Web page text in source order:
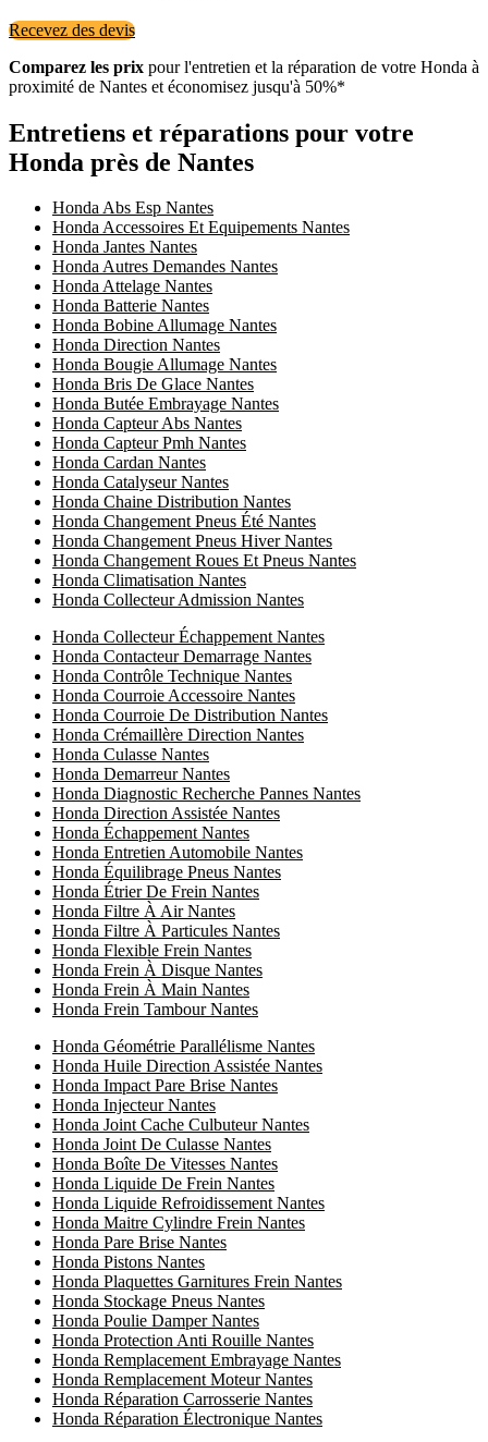
Recevez des devis
Comparez les prix pour l'entretien et la réparation de votre Honda à
proximité de Nantes et économisez jusqu'à 50%*
Entretiens et réparations pour votre
Honda près de Nantes
Honda Abs Esp Nantes
Honda Accessoires Et Equipements Nantes
Honda Jantes Nantes
Honda Autres Demandes Nantes
Honda Attelage Nantes
Honda Batterie Nantes
Honda Bobine Allumage Nantes
Honda Direction Nantes
Honda Bougie Allumage Nantes
Honda Bris De Glace Nantes
Honda Butée Embrayage Nantes
Honda Capteur Abs Nantes
Honda Capteur Pmh Nantes
Honda Cardan Nantes
Honda Catalyseur Nantes
Honda Chaine Distribution Nantes
Honda Changement Pneus Été Nantes
Honda Changement Pneus Hiver Nantes
Honda Changement Roues Et Pneus Nantes
Honda Climatisation Nantes
Honda Collecteur Admission Nantes
Honda Collecteur Échappement Nantes
Honda Contacteur Demarrage Nantes
Honda Contrôle Technique Nantes
Honda Courroie Accessoire Nantes
Honda Courroie De Distribution Nantes
Honda Crémaillère Direction Nantes
Honda Culasse Nantes
Honda Demarreur Nantes
Honda Diagnostic Recherche Pannes Nantes
Honda Direction Assistée Nantes
Honda Échappement Nantes
Honda Entretien Automobile Nantes
Honda Équilibrage Pneus Nantes
Honda Étrier De Frein Nantes
Honda Filtre À Air Nantes
Honda Filtre À Particules Nantes
Honda Flexible Frein Nantes
Honda Frein À Disque Nantes
Honda Frein À Main Nantes
Honda Frein Tambour Nantes
Honda Géométrie Parallélisme Nantes
Honda Huile Direction Assistée Nantes
Honda Impact Pare Brise Nantes
Honda Injecteur Nantes
Honda Joint Cache Culbuteur Nantes
Honda Joint De Culasse Nantes
Honda Boîte De Vitesses Nantes
Honda Liquide De Frein Nantes
Honda Liquide Refroidissement Nantes
Honda Maitre Cylindre Frein Nantes
Honda Pare Brise Nantes
Honda Pistons Nantes
Honda Plaquettes Garnitures Frein Nantes
Honda Stockage Pneus Nantes
Honda Poulie Damper Nantes
Honda Protection Anti Rouille Nantes
Honda Remplacement Embrayage Nantes
Honda Remplacement Moteur Nantes
Honda Réparation Carrosserie Nantes
Honda Réparation Électronique Nantes